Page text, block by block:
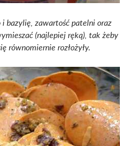
bazylię, zawartość patelni oraz
(najlepiej ręką), tak żeby
równomiernie rozłożyły.